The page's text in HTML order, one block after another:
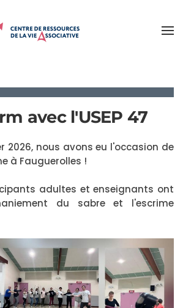
principal
avec l'USEP 47
2026, nous avons eu l'occasion de
à Fauguerolles !
adultes et enseignants ont
du sabre et l'escrime